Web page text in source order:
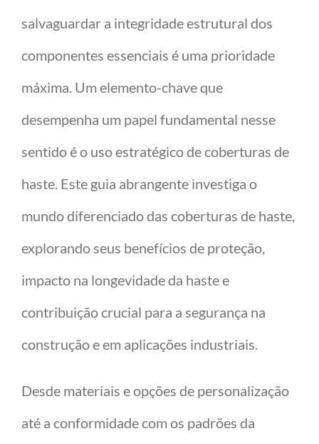
salvaguardar a integridade estrutural dos
componentes essenciais é uma prioridade
máxima. Um elemento-chave que
desempenha um papel fundamental nesse
sentido é o uso estratégico de coberturas de
haste. Este guia abrangente investiga o
mundo diferenciado das coberturas de haste,
explorando seus benefícios de proteção,
impacto na longevidade da haste e
contribuição crucial para a segurança na
construção e em aplicações industriais.
Desde materiais e opções de personalização
até a conformidade com os padrões da